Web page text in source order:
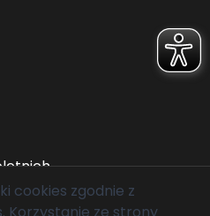
cookies zgodnie z